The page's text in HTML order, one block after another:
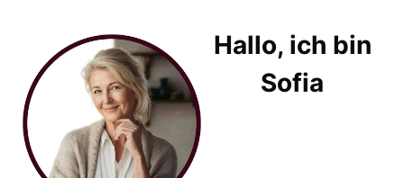
Hallo, ich bin
Sofia